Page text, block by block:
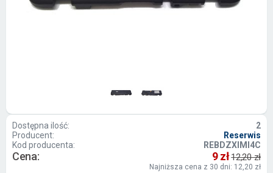
Dostępna ilość:
2
Producent:
Reserwis
Kod producenta:
REBDZXIMI4C
Cena: 9 zł12,20 zł
Najniższa cena z 30 dni: 12,20 zł